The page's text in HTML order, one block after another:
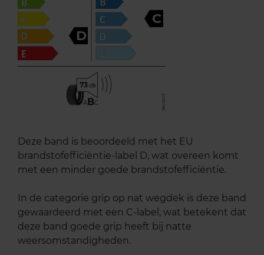
D
C
73
ABC
Deze band is beoordeeld met het EU
brandstofefficiëntie-label D, wat overeen komt
met een minder goede brandstofefficiëntie.
In de categorie grip op nat wegdek is deze band
gewaardeerd met een C-label, wat betekent dat
deze band goede grip heeft bij natte
weersomstandigheden.